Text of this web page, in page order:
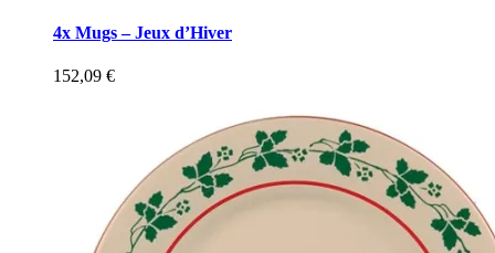
4x Mugs – Jeux d’Hiver
152,09 €